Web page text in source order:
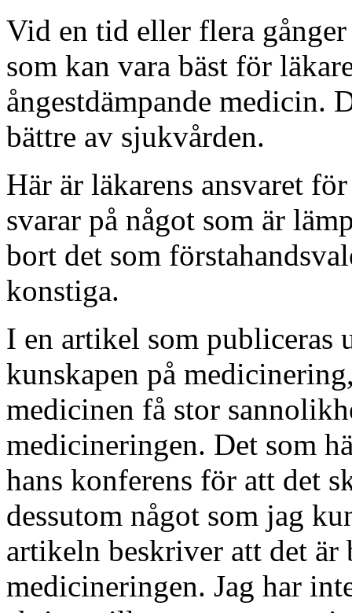
Vid en tid eller flera
som kan vara bäst för
ångestdämpande medicin.
bättre av sjukvården.
Här är läkarens ansvaret
svarar på något som är
bort det som
konstiga.
I en artikel som publiceras
kunskapen på
medicinen få stor
medicineringen. Det som
hans konferens för att det
dessutom något som jag
artikeln beskriver att det är
medicineringen. Jag har